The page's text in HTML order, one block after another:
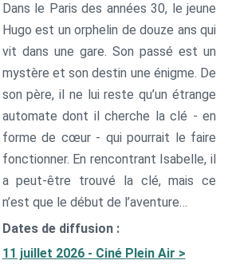
Dans le Paris des années 30, le jeune
Hugo est un orphelin de douze ans qui
vit dans une gare. Son passé est un
mystère et son destin une énigme. De
son père, il ne lui reste qu’un étrange
automate dont il cherche la clé - en
forme de cœur - qui pourrait le faire
fonctionner. En rencontrant Isabelle, il
a peut-être trouvé la clé, mais ce
n’est que le début de l’aventure…
Dates de diffusion :
11 juillet 2026 - Ciné Plein Air >